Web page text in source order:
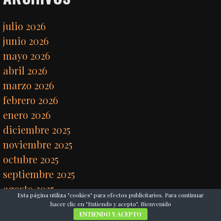
julio 2026
junio 2026
mayo 2026
abril 2026
marzo 2026
febrero 2026
enero 2026
diciembre 2025
noviembre 2025
octubre 2025
septiembre 2025
agosto 2025
Esta página utiliza "cookies" para efectos publicitarios. Para continuar
hacer clic en "Entiendo y acepto". Bienvenido
ENTIENDO Y ACEPTO